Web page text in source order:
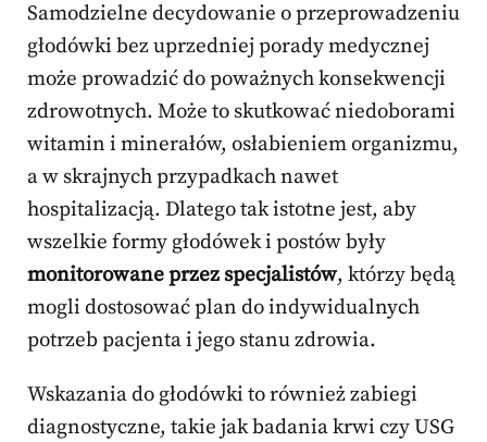
Samodzielne decydowanie o przeprowadzeniu
głodówki bez uprzedniej porady medycznej
może prowadzić do poważnych konsekwencji
zdrowotnych. Może to skutkować niedoborami
witamin i minerałów, osłabieniem organizmu,
a w skrajnych przypadkach nawet
hospitalizacją. Dlatego tak istotne jest, aby
wszelkie formy głodówek i postów były
monitorowane przez specjalistów, którzy będą
mogli dostosować plan do indywidualnych
potrzeb pacjenta i jego stanu zdrowia.
Wskazania do głodówki to również zabiegi
diagnostyczne, takie jak badania krwi czy USG